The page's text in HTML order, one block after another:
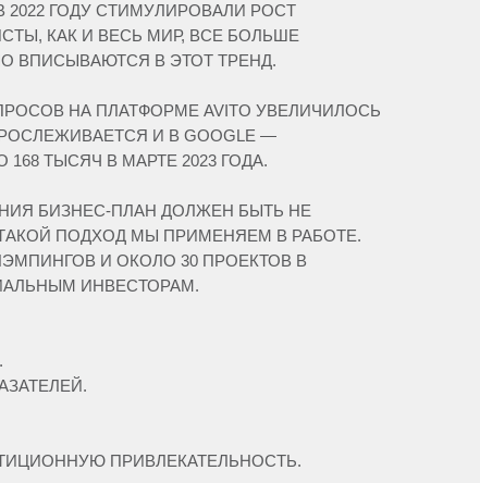
ГОДУ СТИМУЛИРОВАЛИ РОСТ
КАК И ВЕСЬ МИР, ВСЕ БОЛЬШЕ
ВПИСЫВАЮТСЯ В ЭТОТ ТРЕНД.
НА ПЛАТФОРМЕ AVITO УВЕЛИЧИЛОСЬ
И В GOOGLE —
ТЫСЯЧ В МАРТЕ 2023 ГОДА.
БИЗНЕС-ПЛАН ДОЛЖЕН БЫТЬ НЕ
ПОДХОД МЫ ПРИМЕНЯЕМ В РАБОТЕ.
И ОКОЛО 30 ПРОЕКТОВ В
ИНВЕСТОРАМ.
ПРИВЛЕКАТЕЛЬНОСТЬ.